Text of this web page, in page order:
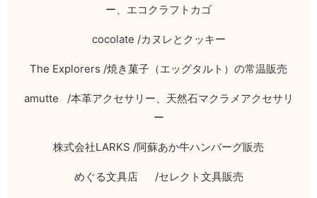
ー、エコクラフトカゴ
cocolate /カヌレとクッキー
The Explorers /焼き菓子（エッグタルト）の常温販売
amutte /本革アクセサリー、天然石マクラメアクセサリ
ー
株式会社LARKS /阿蘇あか牛ハンバーグ販売
めぐる文具店/セレクト文具販売